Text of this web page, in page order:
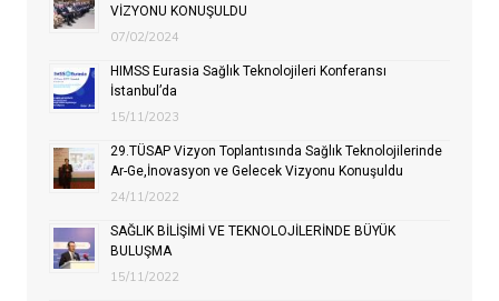
VİZYONU KONUŞULDU
07/02/2024
HIMSS Eurasia Sağlık Teknolojileri Konferansı
İstanbul’da
15/11/2023
29.TÜSAP Vizyon Toplantısında Sağlık Teknolojilerinde
Ar-Ge,İnovasyon ve Gelecek Vizyonu Konuşuldu
24/11/2022
SAĞLIK BİLİŞİMİ VE TEKNOLOJİLERİNDE BÜYÜK
BULUŞMA
15/11/2022